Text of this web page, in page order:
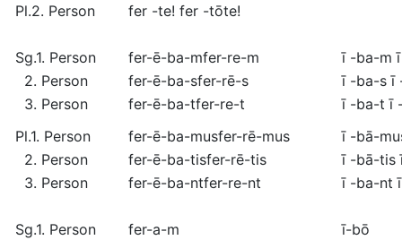
Pl.2. Person fer -te! fer -tōte!
Sg.1. Person fer-ē-ba-mfer-re-m ī -ba-m ī
2. Person
fer-ē-ba-sfer-rē-s ī -ba-s ī
3. Person
fer-ē-ba-tfer-re-t ī -ba-t ī
Pl.1. Person fer-ē-ba-musfer-rē-mus ī -bā-
2. Person
fer-ē-ba-tisfer-rē-tis ī -bā-tis
3. Person
fer-ē-ba-ntfer-re-nt ī -ba-nt ī
Sg.1. Person fer-a-m ī-bō